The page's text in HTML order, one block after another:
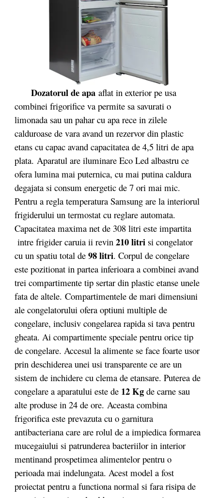
Dozatorul de apa aflat in exterior pe usa
combinei frigorifice va permite sa savurati o
limonada sau un pahar cu apa rece in zilele
calduroase de vara avand un rezervor din plastic
etans cu capac avand capacitatea de 4,5 litri de apa
plata. Aparatul are iluminare Eco Led albastru ce
ofera lumina mai puternica, cu mai putina caldura
degajata si consum energetic de 7 ori mai mic.
Pentru a regla temperatura Samsung are la interiorul
frigiderului un termostat cu reglare automata.
Capacitatea maxima net de 308 litri este impartita
intre frigider caruia ii revin 210 litri si congelator
cu un spatiu total de 98 litri. Corpul de congelare
este pozitionat in partea inferioara a combinei avand
trei compartimente tip sertar din plastic etanse unele
fata de altele. Compartimentele de mari dimensiuni
ale congelatorului ofera optiuni multiple de
congelare, inclusiv congelarea rapida si tava pentru
gheata. Ai compartimente speciale pentru orice tip
de congelare. Accesul la alimente se face foarte usor
prin deschiderea unei usi transparente ce are un
sistem de inchidere cu clema de etansare. Puterea de
congelare a aparatului este de 12 Kg de carne sau
alte produse in 24 de ore. Aceasta combina
frigorifica este prevazuta cu o garnitura
antibacteriana care are rolul de a impiedica formarea
mucegaiului si patrunderea bacteriilor in interior
mentinand prospetimea alimentelor pentru o
perioada mai indelungata. Acest model a fost
proiectat pentru a functiona normal si fara risipa de